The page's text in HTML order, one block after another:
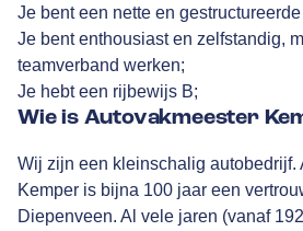
Je bent een nette en
Je bent enthousiast en zelfstandig,
teamverband werken;
Je hebt een rijbewijs B;
Wie is Autovakmeester
Wij zijn een kleinschalig autobedrijf.
Kemper is bijna 100 jaar een
Diepenveen. Al vele jaren (vanaf